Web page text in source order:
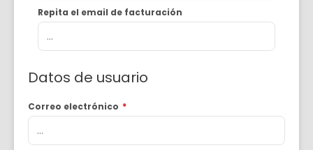
Repita el email de facturación
Datos de usuario
Correo electrónico *